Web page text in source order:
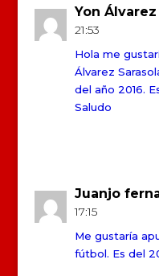
Yon Álvarez
21:53
Hola me
Álvarez
del año 2016.
Saludo
Juanjo
17:15
Me gustaría
fútbol. Es del